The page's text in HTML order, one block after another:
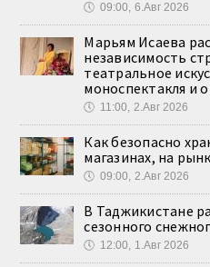
🕔 09:00, 6.Авг 2026
Марьям Исаева
независимость
театральное
моноспектакля и
🕔 11:00, 2.Авг 2026
Как безопасно
магазинах, на
🕔 09:00, 2.Авг 2026
В Таджикистане
сезонного
🕔 12:00, 1.Авг 2026